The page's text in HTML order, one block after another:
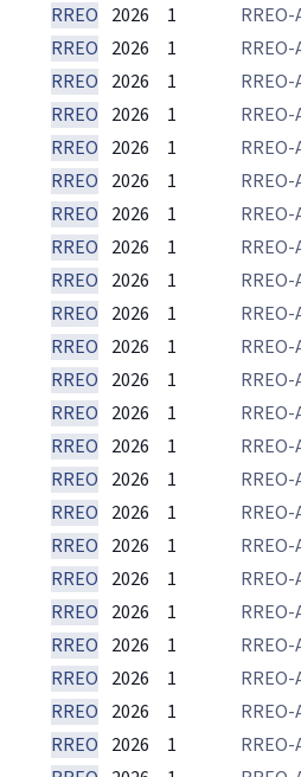
RREO 2026 1 RREO-
RREO 2026 1 RREO-
RREO 2026 1 RREO-
RREO 2026 1 RREO-
RREO 2026 1 RREO-
RREO 2026 1 RREO-
RREO 2026 1 RREO-
RREO 2026 1 RREO-
RREO 2026 1 RREO-
RREO 2026 1 RREO-
RREO 2026 1 RREO-
RREO 2026 1 RREO-
RREO 2026 1 RREO-
RREO 2026 1 RREO-
RREO 2026 1 RREO-
RREO 2026 1 RREO-
RREO 2026 1 RREO-
RREO 2026 1 RREO-
RREO 2026 1 RREO-
RREO 2026 1 RREO-
RREO 2026 1 RREO-
RREO 2026 1 RREO-
RREO 2026 1 RREO-